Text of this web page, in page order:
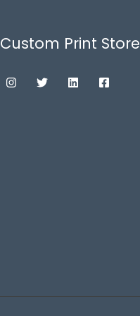
Custom Print Store